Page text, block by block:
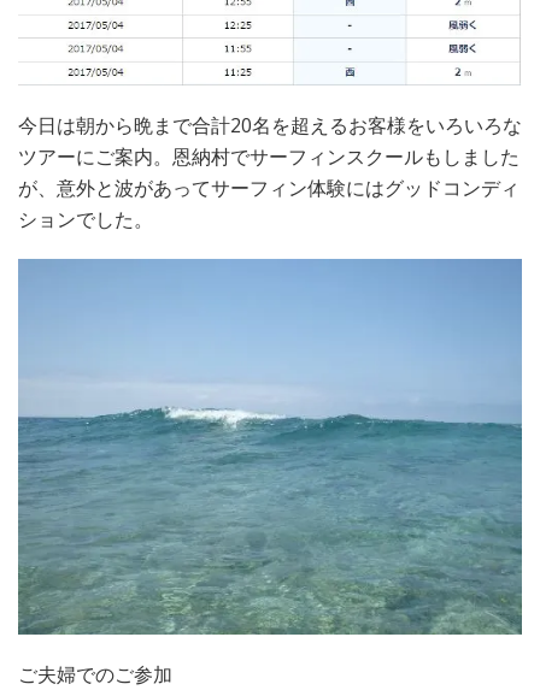
今日は朝から晩まで合計20名を超えるお客様をいろいろな
ツアーにご案内。恩納村でサーフィンスクールもしました
が、意外と波があってサーフィン体験にはグッドコンディ
ションでした。
ご夫婦でのご参加